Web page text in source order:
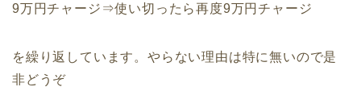
9万円チャージ⇒使い切ったら再度9万円チャージ
を繰り返しています。やらない理由は特に無いので是
非どうぞ